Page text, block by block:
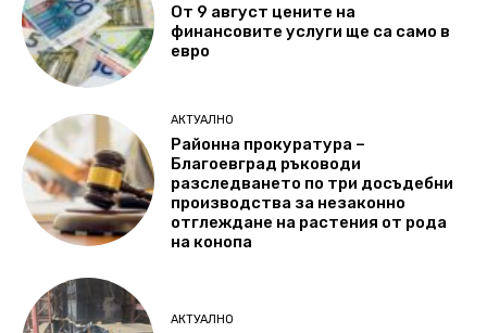
От 9 август цените на
финансовите услуги ще са само в
евро
АКТУАЛНО
Районна прокуратура –
Благоевград ръководи
разследването по три досъдебни
производства за незаконно
отглеждане на растения от рода
на конопа
АКТУАЛНО